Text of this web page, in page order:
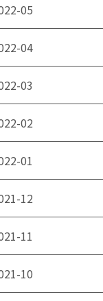
05
04
03
02
01
12
11
10